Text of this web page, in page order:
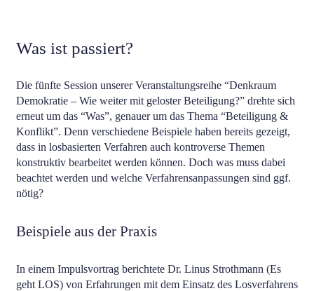
Was ist passiert?
Die fünfte Session unserer Veranstaltungsreihe “Denkraum
Demokratie – Wie weiter mit geloster Beteiligung?” drehte sich
erneut um das “Was”, genauer um das Thema “Beteiligung &
Konflikt”. Denn verschiedene Beispiele haben bereits gezeigt,
dass in losbasierten Verfahren auch kontroverse Themen
konstruktiv bearbeitet werden können. Doch was muss dabei
beachtet werden und welche Verfahrensanpassungen sind ggf.
nötig?
Beispiele aus der Praxis
In einem Impulsvortrag berichtete Dr. Linus Strothmann (Es
geht LOS) von Erfahrungen mit dem Einsatz des Losverfahrens